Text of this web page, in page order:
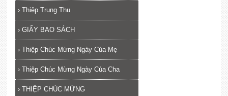
› Thiệp Trung Thu
› GIẤY BAO SÁCH
› Thiệp Chúc Mừng Ngày Của Mẹ
› Thiệp Chúc Mừng Ngày Của Cha
› THIỆP CHÚC MỪNG